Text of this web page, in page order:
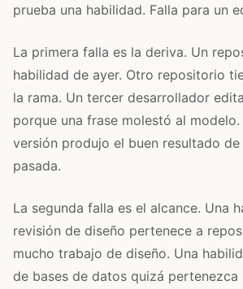
prueba una habilidad. Falla para un
La primera falla es la deriva. Un
habilidad de ayer. Otro repositorio
la rama. Un tercer desarrollador
porque una frase molestó al
versión produjo el buen resultado de
pasada.
La segunda falla es el alcance. Una
revisión de diseño pertenece a
mucho trabajo de diseño. Una
de bases de datos quizá